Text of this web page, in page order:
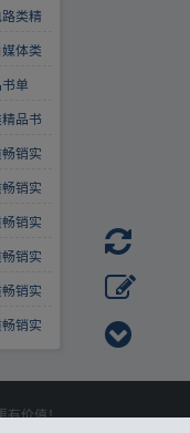
类精
体类
单
品书
销实
销实
销实
销实
销实
销实
有价值！